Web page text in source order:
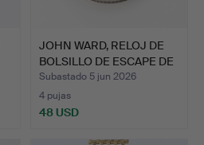
JOHN WARD, RELOJ DE
BOLSILLO DE ESCAPE DE
…
Subastado 5 jun 2026
4 pujas
48 USD